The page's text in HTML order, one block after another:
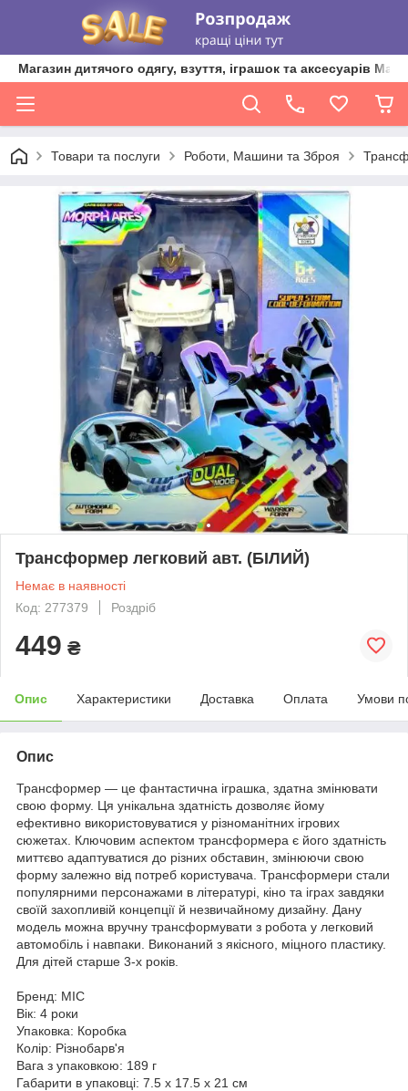
Магазин дитячого одягу, взуття, іграшок та аксесуарів
Товари та послуги Роботи, Машини та Зброя
Трансформер легковий авт. (БІЛИЙ)
Немає в наявності
Код: 277379
Роздріб
449 ₴
Опис Характеристики Доставка Оплата Умови
Опис
Трансформер — це фантастична іграшка, здатна змінювати
свою форму. Ця унікальна здатність дозволяє йому
ефективно використовуватися у різноманітних ігрових
сюжетах. Ключовим аспектом трансформера є його здатність
миттєво адаптуватися до різних обставин, змінюючи свою
форму залежно від потреб користувача. Трансформери стали
популярними персонажами в літературі, кіно та іграх завдяки
своїй захопливій концепції й незвичайному дизайну. Дану
модель можна вручну трансформувати з робота у легковий
автомобіль і навпаки. Виконаний з якісного, міцного пластику.
Для дітей старше 3-х років.
Бренд: MIC
Вік: 4 роки
Упаковка: Коробка
Колір: Різнобарв'я
Вага з упаковкою: 189 г
Габарити в упаковці: 7.5 x 17.5 x 21 см